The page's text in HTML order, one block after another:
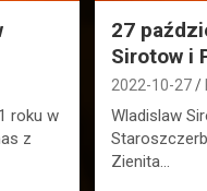
roku w
z
27
Sirotow i
2022-10-27
Wladislaw
Zienita…